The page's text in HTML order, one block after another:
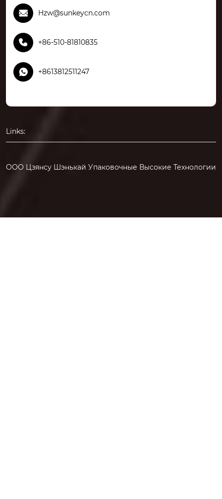
 Hzw@sunkeycn.com
 +86-510-81810835
 +8613812511247
Links:
ООО Цзянсу Шэнькай Упаковочные Высокие Технологии